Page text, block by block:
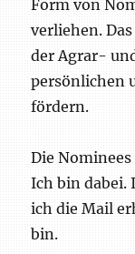
Form von
verliehen.
der Agrar-
persönlichen
fördern.
Die
Ich bin dabei.
ich die Mail
bin.